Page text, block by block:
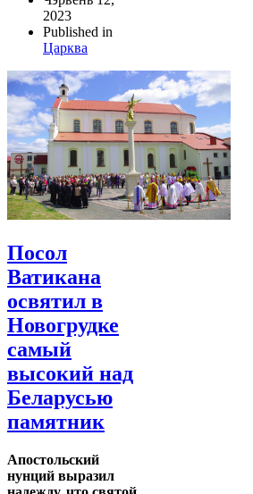
2023
Published in
Царква
Посол
Ватикана
освятил в
Новогрудке
самый
высокий над
Беларусью
памятник
Апостольский
нунций выразил